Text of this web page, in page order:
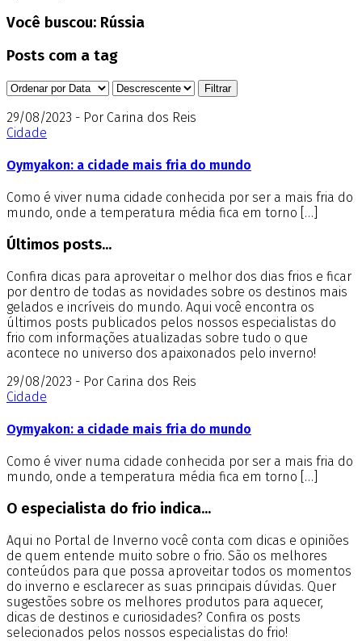
Você buscou: Rússia
Posts com a tag
29/08/2023 - Por Carina dos Reis
Cidade
Oymyakon: a cidade mais fria do mundo
Como é viver numa cidade conhecida por ser a mais fria do
mundo, onde a temperatura média fica em torno […]
Últimos posts...
Confira dicas para aproveitar o melhor dos dias frios e ficar
por dentro de todas as novidades sobre os destinos mais
gelados e incríveis do mundo. Aqui você encontra os
últimos posts publicados pelos nossos especialistas do
frio com informações atualizadas sobre tudo o que
acontece no universo dos apaixonados pelo inverno!
29/08/2023 - Por Carina dos Reis
Cidade
Oymyakon: a cidade mais fria do mundo
Como é viver numa cidade conhecida por ser a mais fria do
mundo, onde a temperatura média fica em torno […]
O especialista do frio indica...
Aqui no Portal de Inverno você conta com dicas e opiniões
de quem entende muito sobre o frio. São os melhores
conteúdos para que possa aproveitar todos os momentos
do inverno e esclarecer as suas principais dúvidas. Quer
sugestões sobre os melhores produtos para aquecer,
dicas de destinos e curiosidades? Confira os posts
selecionados pelos nossos especialistas do frio!